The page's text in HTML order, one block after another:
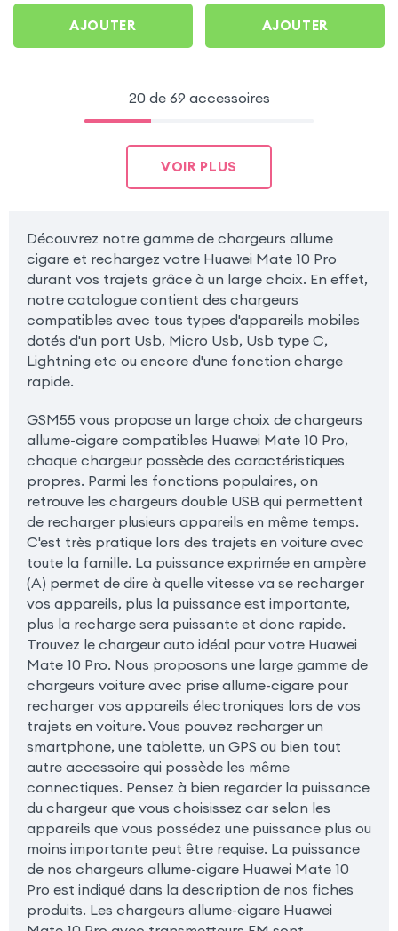
AJOUTER AJOUTER
20 de 69 accessoires
VOIR PLUS
Découvrez notre gamme de chargeurs allume
cigare et rechargez votre Huawei Mate 10 Pro
durant vos trajets grâce à un large choix. En effet,
notre catalogue contient des chargeurs
compatibles avec tous types d'appareils mobiles
dotés d'un port Usb, Micro Usb, Usb type C,
Lightning etc ou encore d'une fonction charge
rapide.
GSM55 vous propose un large choix de chargeurs
allume-cigare compatibles Huawei Mate 10 Pro,
chaque chargeur possède des caractéristiques
propres. Parmi les fonctions populaires, on
retrouve les chargeurs double USB qui permettent
de recharger plusieurs appareils en même temps.
C'est très pratique lors des trajets en voiture avec
toute la famille. La puissance exprimée en ampère
(A) permet de dire à quelle vitesse va se recharger
vos appareils, plus la puissance est importante,
plus la recharge sera puissante et donc rapide.
Trouvez le chargeur auto idéal pour votre Huawei
Mate 10 Pro. Nous proposons une large gamme de
chargeurs voiture avec prise allume-cigare pour
recharger vos appareils électroniques lors de vos
trajets en voiture. Vous pouvez recharger un
smartphone, une tablette, un GPS ou bien tout
autre accessoire qui possède les même
connectiques. Pensez à bien regarder la puissance
du chargeur que vous choisissez car selon les
appareils que vous possédez une puissance plus ou
moins importante peut être requise. La puissance
de nos chargeurs allume-cigare Huawei Mate 10
Pro est indiqué dans la description de nos fiches
produits. Les chargeurs allume-cigare Huawei